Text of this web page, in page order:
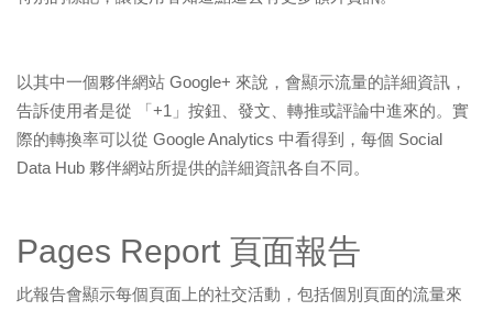
以其中一個夥伴網站 Google+ 來說，會顯示流量的詳細資訊，
告訴使用者是從 「+1」按鈕、發文、轉推或評論中進來的。實
際的轉換率可以從 Google Analytics 中看得到，每個 Social
Data Hub 夥伴網站所提供的詳細資訊各自不同。
Pages Report 頁面報告
此報告會顯示每個頁面上的社交活動，包括個別頁面的流量來